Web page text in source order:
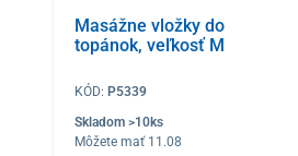
Masážne vložky do
topánok, veľkosť M
KÓD: P5339
Skladom >10ks
Môžete mať 11.08